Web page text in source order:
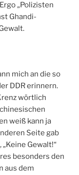
„Polizisten
Ghandi-
mich an die so
DDR erinnern.
wörtlich
weiß kann ja
Seite gab
Gewalt!“
besonders den
aus dem